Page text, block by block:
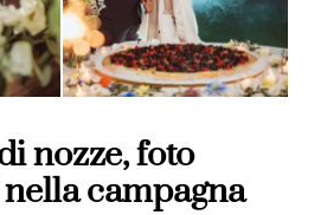
nozze, foto
campagna